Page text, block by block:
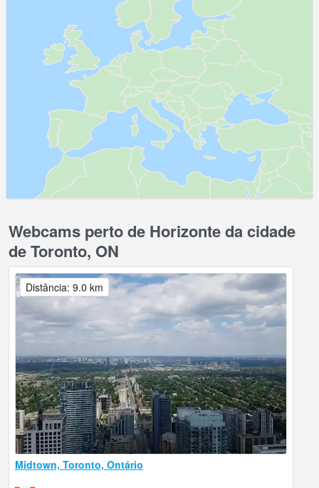
Webcams perto de Horizonte da cidade
de Toronto, ON
Midtown, Toronto, Ontário
Distância: 9.0 km